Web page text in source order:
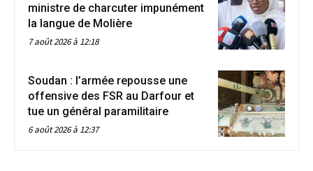
ministre de charcuter impunément
la langue de Molière
7 août 2026 à 12:18
Soudan : l’armée repousse une
offensive des FSR au Darfour et
tue un général paramilitaire
6 août 2026 à 12:37